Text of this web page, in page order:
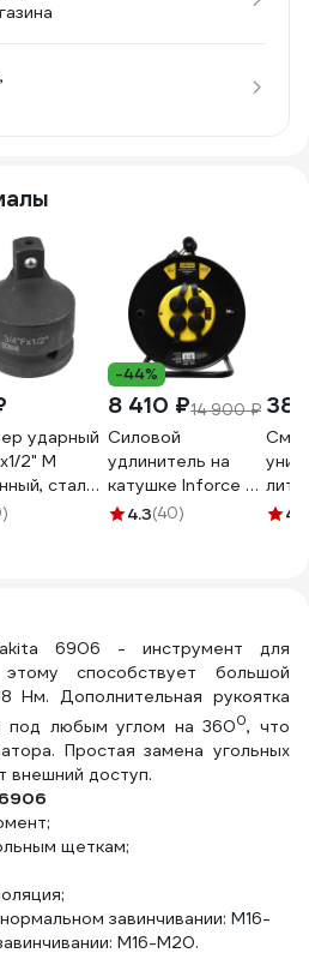
ударный
2" M
сталь
Forsage
-44%
8 410 ₽14 900 ₽
Силовой
удлинитель на
катушке Inforce 4
гнезда, с/з КГт
4.3(40)
KR-4.6
6906 - инструмент для
способствует большой
Нм. Дополнительная рукоятка
под любым углом на 3600, что
Простая замена угольных
внешний доступ.
щеткам;
завинчивании: М16-
М16-М20.